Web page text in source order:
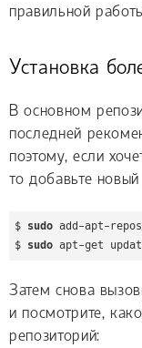
правильной
Установка
В основном
последней
поэтому, если
то добавьте
$ sudo add-apt-
$ sudo apt-get
Затем снова
и посмотрите,
репозиторий: